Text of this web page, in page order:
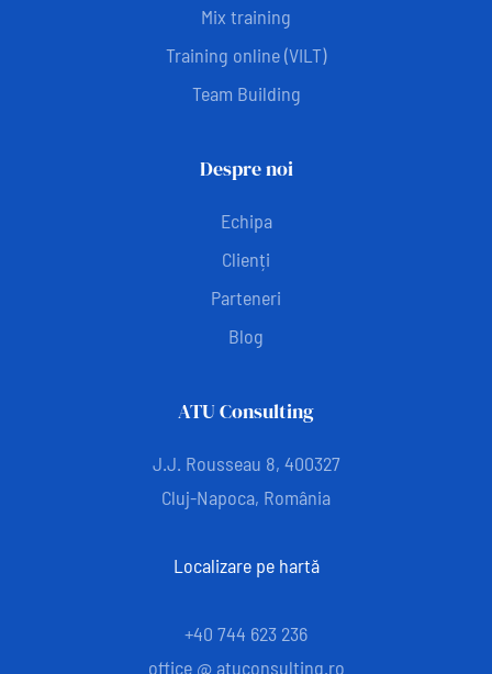
Mix training
Training online (VILT)
Team Building
Despre noi
Echipa
Clienți
Parteneri
Blog
ATU Consulting
J.J. Rousseau 8, 400327
Cluj-Napoca, România
Localizare pe hartă
+40 744 623 236
office @ atuconsulting.ro